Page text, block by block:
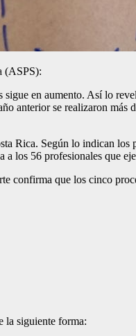
(ASPS):
en aumento. Así lo
anterior se realizaron
Rica. Según lo indican
los 56 profesionales que
confirma que los cinco
la siguiente forma: